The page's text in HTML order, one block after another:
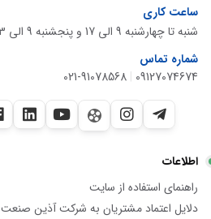
ساعت کاری
شنبه تا چهارشنبه 9 الی 17 و پنجشنبه 9 الی 13
شماره تماس
09127074674
|
021-91078568
اطلاعات
راهنمای استفاده از سایت
دلایل اعتماد مشتریان به شرکت آذین صنعت